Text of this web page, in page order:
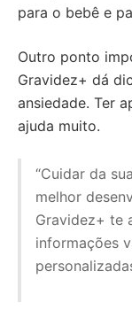
para o bebê e
Outro ponto
Gravidez+ dá
ansiedade. Ter
ajuda muito.
“Cuidar da
melhor
Gravidez+ te
informações